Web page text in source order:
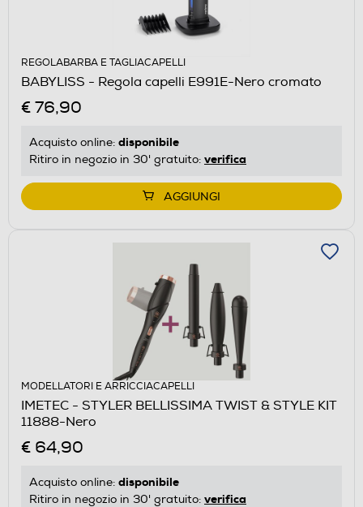
REGOLABARBA E TAGLIACAPELLI
BABYLISS - Regola capelli E991E-Nero cromato
€ 76,90
Acquisto online: disponibile
Ritiro in negozio in 30' gratuito: verifica
AGGIUNGI
MODELLATORI E ARRICCIACAPELLI
IMETEC - STYLER BELLISSIMA TWIST & STYLE KIT
11888-Nero
€ 64,90
Acquisto online: disponibile
Ritiro in negozio in 30' gratuito: verifica